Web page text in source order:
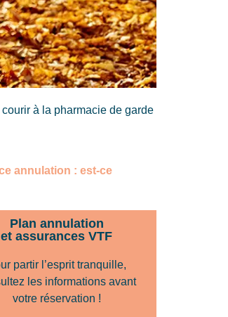
à la pharmacie de garde
annulation : est-ce
Plan annulation
et assurances VTF
partir l’esprit tranquille,
les informations avant
votre réservation !